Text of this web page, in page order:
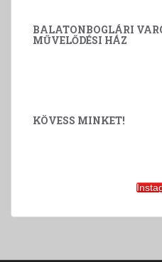
BALATONBOGLÁRI
MŰVELŐDÉSI HÁZ
KÖVESS MINKET!